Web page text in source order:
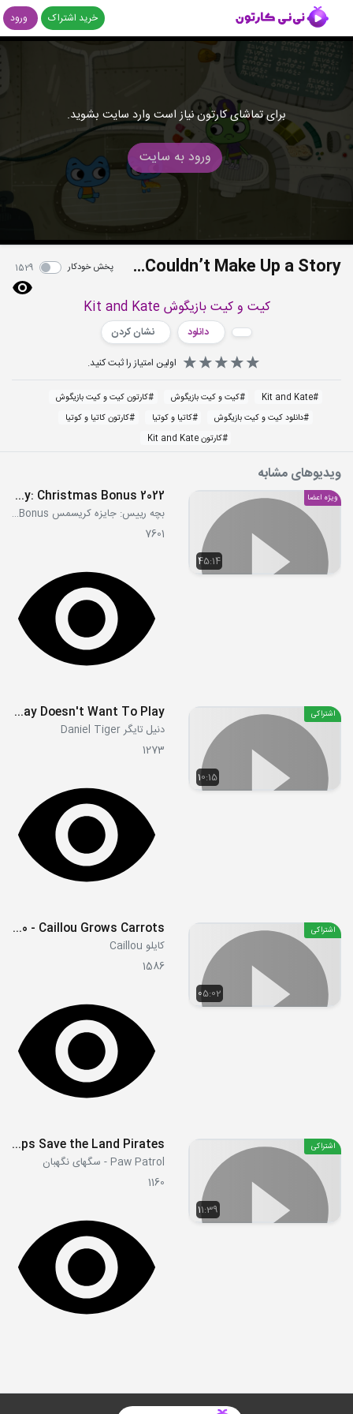
خرید اشتراک ورود
برای تماشای کارتون نیاز است وارد سایت بشوید.
ورود به سایت
S02E47 - Two Kittens Who Couldn’t Make Up a Story پخش خودکار 1529
کیت و کیت بازیگوش Kit and Kate
دانلود
نشان کردن
اولین امتیاز را ثبت کنید.
#
Kit and Kate
#کیت و کیت بازیگوش #کارتون کیت و کیت بازیگوش
#دانلود کیت و کیت بازیگوش #کاتیا و کوتیا #کارتون کاتیا و کوتیا
#کارتون Kit and Kate
ویدیوهای مشابه
45:14
ویژه اعضا The Boss Baby: Christmas Bonus 2022
بچه رییس: جایزه کریسمس The Boss Baby: Christmas Bonus
7601
10:15
اشتراکی S02E06b - Prince Wednesday Doesn't Want To Play
دنیل تایگر Daniel Tiger
1273
05:02
اشتراکی S01E40 - Caillou Grows Carrots
کایلو Caillou
1586
11:39
اشتراکی S06E11a - Pups Save the Land Pirates
Paw Patrol - سگهای نگهبان
1160